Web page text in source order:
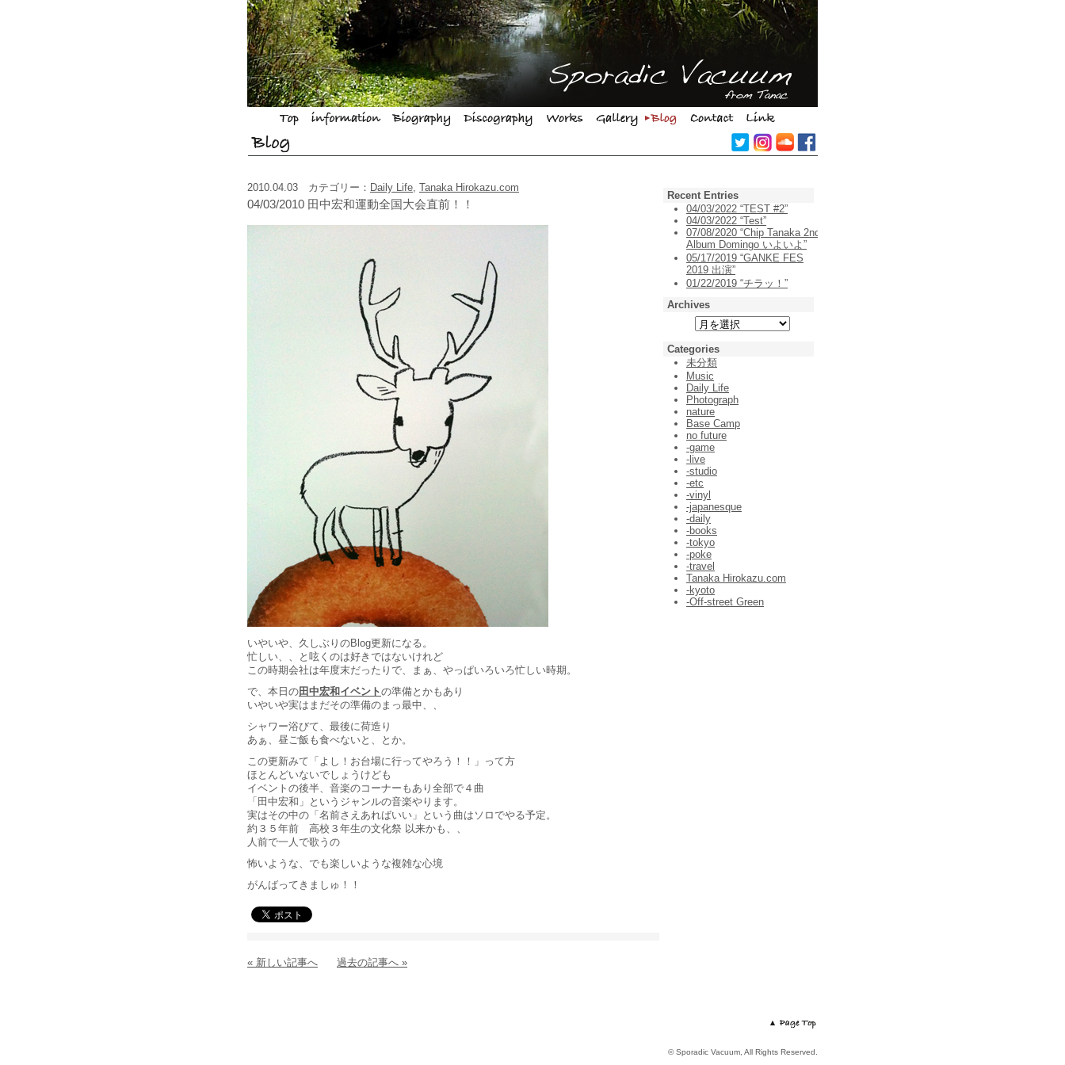
2010.04.03 カテゴリー： Daily Life, Tanaka Hirokazu.com
04/03/2010 田中宏和運動全国大会直前！！
いやいや、久しぶりのBlog更新になる。
忙しい、、と呟くのは好きではないけれど
この時期会社は年度末だったりで、まぁ、やっぱいろいろ忙しい時期。
で、本日の田中宏和イベントの準備とかもあり
いやいや実はまだその準備のまっ最中、、
シャワー浴びて、最後に荷造り
あぁ、昼ご飯も食べないと、とか。
この更新みて「よし！お台場に行ってやろう！！」って方
ほとんどいないでしょうけども
イベントの後半、音楽のコーナーもあり全部で４曲
「田中宏和」というジャンルの音楽やります。
実はその中の「名前さえあればいい」という曲はソロでやる予定。
約３５年前 高校３年生の文化祭 以来かも、、
人前で一人で歌うの
怖いような、でも楽しいような複雑な心境
がんばってきましゅ！！
« 新しい記事へ 過去の記事へ »
Recent Entries
04/03/2022 “TEST #2”
04/03/2022 “Test”
07/08/2020 “Chip Tanaka 2nd
Album Domingo いよいよ”
05/17/2019 “GANKE FES
2019 出演”
01/22/2019 “チラッ！”
Archives
Categories
未分類
Music
Daily Life
Photograph
nature
Base Camp
no future
-game
-live
-studio
-etc
-vinyl
-japanesque
-daily
-books
-tokyo
-poke
-travel
Tanaka Hirokazu.com
-kyoto
-Off-street Green
© Sporadic Vacuum, All Rights Reserved.